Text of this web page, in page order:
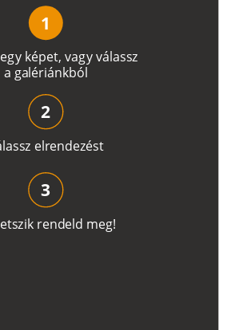
egy képet, vagyválassz
a galériánkból
1
lassz elrendezést
2
etszik rendeld meg!
3